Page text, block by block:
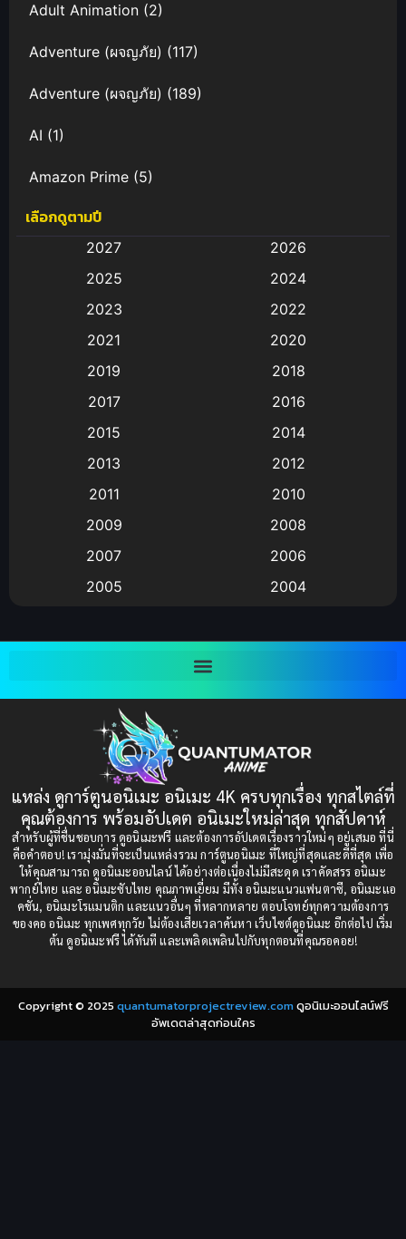
Adult Animation (2)
Adventure (ผจญภัย) (117)
Adventure (ผจญภัย) (189)
AI (1)
Amazon Prime (5)
Anal (ประตูหลัง)
Animation การ์ตูน
Animation อนิเมะ
Animation แอนิเมชัน
(9)
Big tits (นมใหญ่)
Bitch (ผู้หญิงร่าน)
Bondage (ทาส)(1)
(1)
Censored (เซ็นเซอร์)(19)
Comedy (ตลก)(235)
Comedy (ตลก)(85)
Comic Book การ์ตูน(1)
Coming-of-Age ก้าวผ่านวัย(6)
เลือกดูตามปี
2027
2026
2025
2024
2023
2022
2021
2020
2019
2018
2017
2016
2015
2014
2013
2012
2011
2010
2009
2008
2007
2006
2005
2004
1997
1993
1991
1989
1988
1987
1985
1984
1983
1982
1981
1980
1979
แหล่ง ดูการ์ตูนอนิเมะ อนิเมะ 4K ครบทุกเรื่อง ทุกสไตล์ที่
คุณต้องการ พร้อมอัปเดต อนิเมะใหม่ล่าสุด ทุกสัปดาห์
สำหรับผู้ที่ชื่นชอบการ ดูอนิเมะฟรี และต้องการอัปเดตเรื่องราวใหม่ๆ อยู่เสมอ ที่นี่
คือคำตอบ! เรามุ่งมั่นที่จะเป็นแหล่งรวม การ์ตูนอนิเมะ ที่ใหญ่ที่สุดและดีที่สุด เพื่อ
ให้คุณสามารถ ดูอนิเมะออนไลน์ ได้อย่างต่อเนื่องไม่มีสะดุด เราคัดสรร อนิเมะ
พากย์ไทย และ อนิเมะซับไทย คุณภาพเยี่ยม มีทั้ง อนิเมะแนวแฟนตาซี, อนิเมะแอ
คชั่น, อนิเมะโรแมนติก และแนวอื่นๆ ที่หลากหลาย ตอบโจทย์ทุกความต้องการ
ของคอ อนิเมะ ทุกเพศทุกวัย ไม่ต้องเสียเวลาค้นหา เว็บไซต์ดูอนิเมะ อีกต่อไป เริ่ม
ต้น ดูอนิเมะฟรี ได้ทันที และเพลิดเพลินไปกับทุกตอนที่คุณรอคอย!
Copyright © 2025 quantumatorprojectreview.comดูอนิเมะออนไลน์ฟรี
อัพเดตล่าสุดก่อนใคร